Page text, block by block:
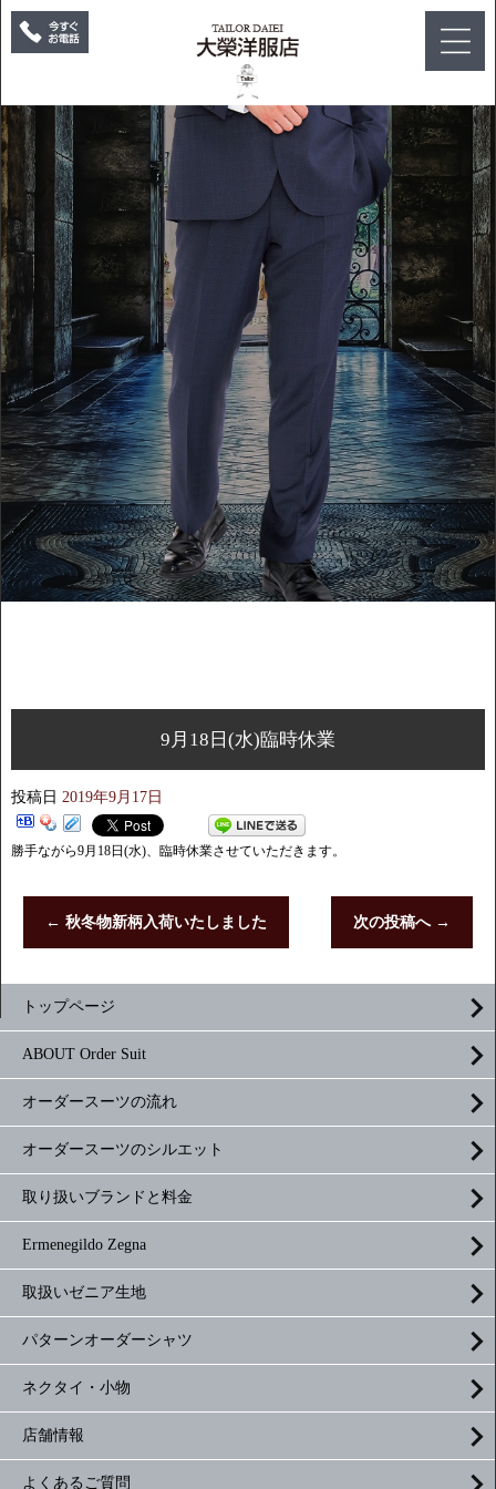
9月18日(水)臨時休業
投稿日 2019年9月17日
勝手ながら9月18日(水)、臨時休業させていただきます。
← 秋冬物新柄入荷いたしました 次の投稿へ →
トップページ
ABOUT Order Suit
オーダースーツの流れ
オーダースーツのシルエット
取り扱いブランドと料金
Ermenegildo Zegna
取扱いゼニア生地
パターンオーダーシャツ
ネクタイ・小物
店舗情報
よくあるご質問